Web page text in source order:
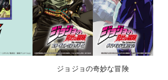
ジョジョの奇妙な冒険